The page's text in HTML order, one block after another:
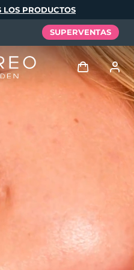
LOS PRODUCTOS
SUPERVENTAS
Mis direcciones
繁體中文